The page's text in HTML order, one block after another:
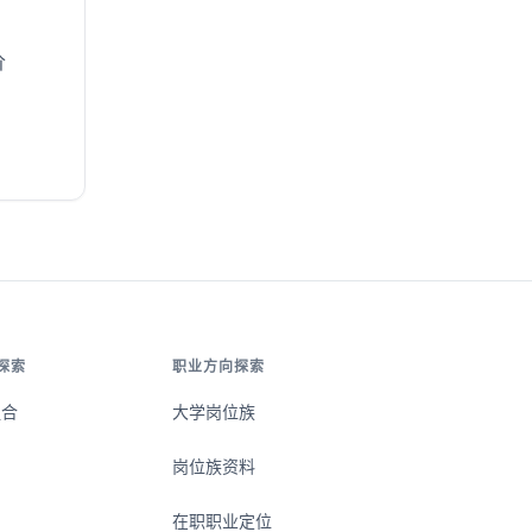
索 职业方向探索
大学岗位族
岗位族资料
在职职业定位